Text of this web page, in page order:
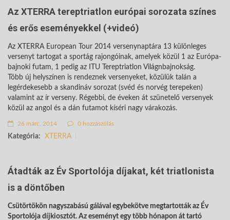
Az XTERRA tereptriatlon európai sorozata színes
és erős eseményekkel (+videó)
Az XTERRA European Tour 2014 versenynaptára 13 különleges
versenyt tartogat a sportág rajongóinak, amelyek közül 1 az Európa-
bajnoki futam, 1 pedig az ITU Tereptriatlon Világnbajnokság.
Több új helyszínen is rendeznek versenyeket, közülük talán a
legérdekesebb a skandináv sorozat (svéd és norvég terepeken)
valamint az ír verseny. Régebbi, de éveken át szünetelő versenyek
közül az angol és a dán futamot kíséri nagy várakozás.
26 márc. 2014 0 hozzászólás
Kategória: XTERRA
Átadták az Év Sportolója díjakat, két triatlonista
is a döntőben
Csütörtökön nagyszabású gálával egybekötve megtartották az Év
Sportolója díjkiosztót. Az eseményt egy több hónapon át tartó